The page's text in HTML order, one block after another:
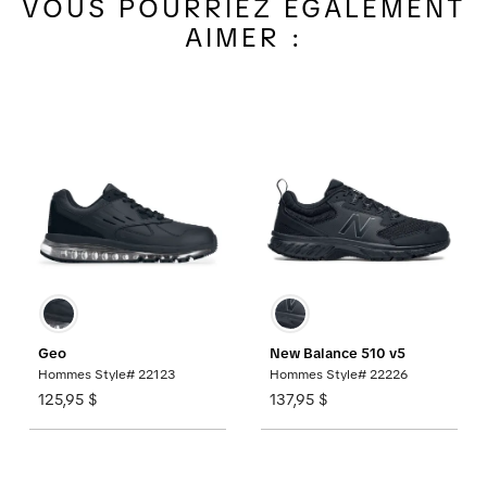
VOUS POURRIEZ ÉGALEMENT
AIMER :
Geo
Hommes Style# 22123
125,95 $
New Balance 510 v5
Hommes Style# 22226
137,95 $